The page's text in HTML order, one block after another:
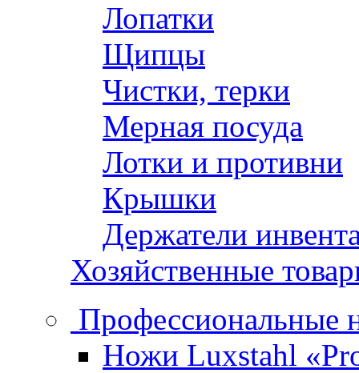
Лопатки
Щипцы
Чистки, терки
Мерная посуда
Лотки и противни
Крышки
Держатели
Хозяйственные
Профессиональные
Ножи Luxstahl